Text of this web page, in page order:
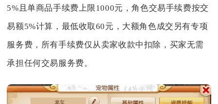
5%且单商品手续费上限1000元，角色交易手续费按交
易额5%计算，最低收取60元，大额角色成交另有专项
服务费，所有手续费仅从卖家收款中扣除，买家无需
承担任何交易服务费。